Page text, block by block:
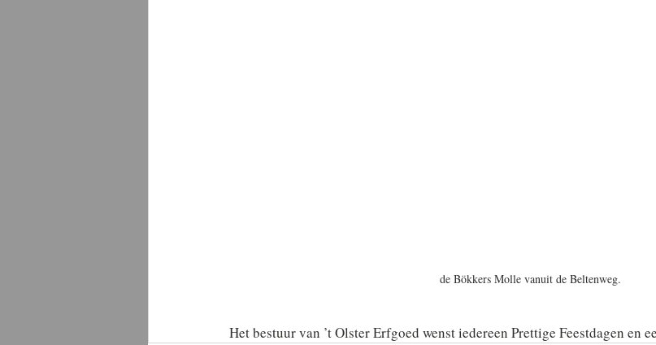
de Bökkers Molle vanuit de Beltenweg.
Het bestuur van ’t Olster Erfgoed wenst iedereen Prettige Feestdagen en